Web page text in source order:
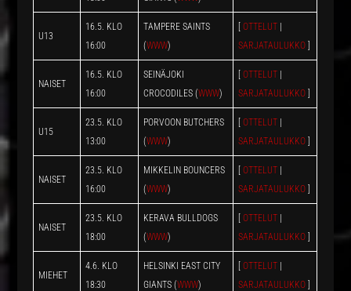
U13
16.5. KLO
16:00
TAMPERE SAINTS
(WWW)
[OTTELUT
SARJATAULUKKO
NAISET
16.5. KLO
16:00
SEINÄJOKI
CROCODILES (WWW)
[OTTELUT
SARJATAULUKKO
U15
23.5. KLO
13:00
PORVOON BUTCHERS
(WWW)
[OTTELUT
SARJATAULUKKO
NAISET
23.5. KLO
16:00
MIKKELIN BOUNCERS
(WWW)
[OTTELUT
SARJATAULUKKO
NAISET
23.5. KLO
18:00
KERAVA BULLDOGS
(WWW)
[OTTELUT
SARJATAULUKKO
MIEHET
4.6. KLO
18:30
HELSINKI EAST CITY
GIANTS (WWW)
[OTTELUT
SARJATAULUKKO